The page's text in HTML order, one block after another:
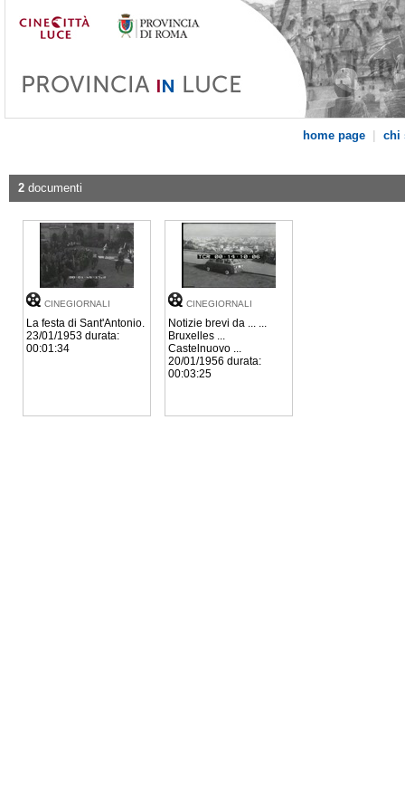
home page | chi
2 documenti
CINEGIORNALI
La festa di Sant'Antonio.
23/01/1953 durata:
00:01:34
CINEGIORNALI
Notizie brevi da ... ...
Bruxelles ...
Castelnuovo ...
20/01/1956 durata:
00:03:25